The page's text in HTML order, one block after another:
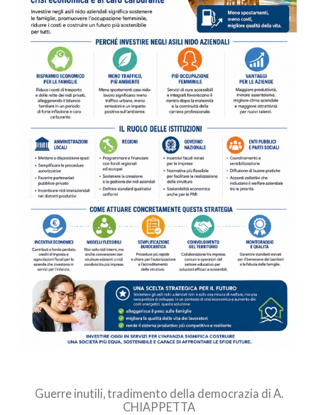
Guerre inutili, tradimento della democrazia di A.
CHIAPPETTA